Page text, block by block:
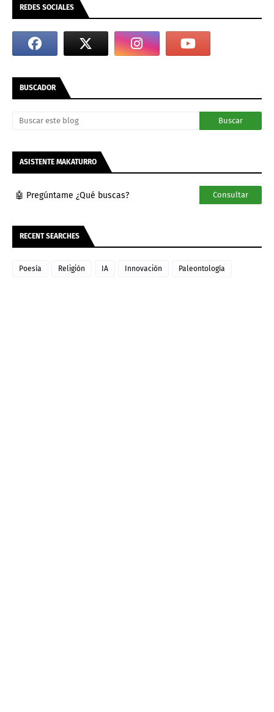
REDES SOCIALES
BUSCADOR
ASISTENTE MAKATURRO
🤖 Pregúntame ¿Qué buscas? Consultar
RECENT SEARCHES
Poesía Religión IA Innovación Paleontología